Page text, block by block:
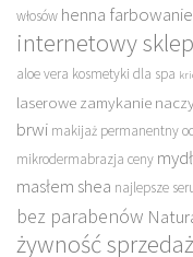
włosów henna
internetowy
aloe vera kosmetyki dla spa
laserowe zamykanie
brwi makijaż permanentny
mikrodermabrazja ceny
masłem shea najlepsze
bez parabenów
żywność